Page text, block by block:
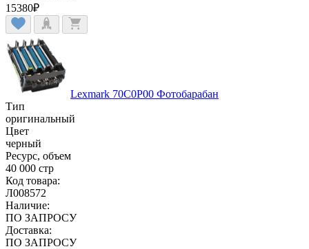
15380₽
Lexmark 70C0P00 Фотобарабан
Тип
оригинальный
Цвет
черный
Ресурс, объем
40 000 стр
Код товара:
Л008572
Наличие:
ПО ЗАПРОСУ
Доставка:
ПО ЗАПРОСУ